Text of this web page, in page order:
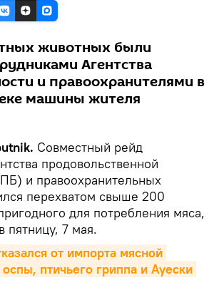
животных были
Агентства
и правоохранителями в
машины жителя
Совместный рейд
продовольственной
и правоохранительных
перехватом свыше 200
для потребления мяса,
пятницу, 7 мая.
от импорта мясной
птичьего гриппа и Ауески